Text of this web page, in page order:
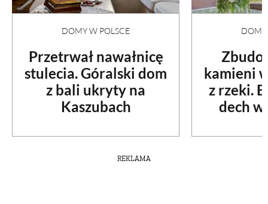
DOMY W POLSCE
Przetrwał nawałnicę
stulecia. Góralski dom
z bali ukryty na
Kaszubach
DOMY
kamieni
z rzeki.
dech
REKLAMA